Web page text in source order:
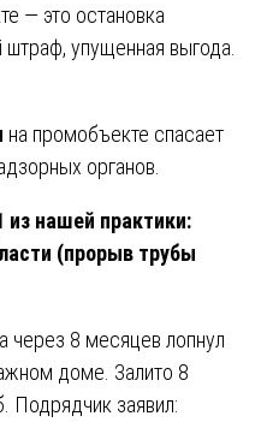
— это остановка
штраф, упущенная выгода.
на промобъекте спасает
органов.
нашей практики:
(прорыв трубы
через 8 месяцев лопнул
доме. Залито 8
Подрядчик заявил: